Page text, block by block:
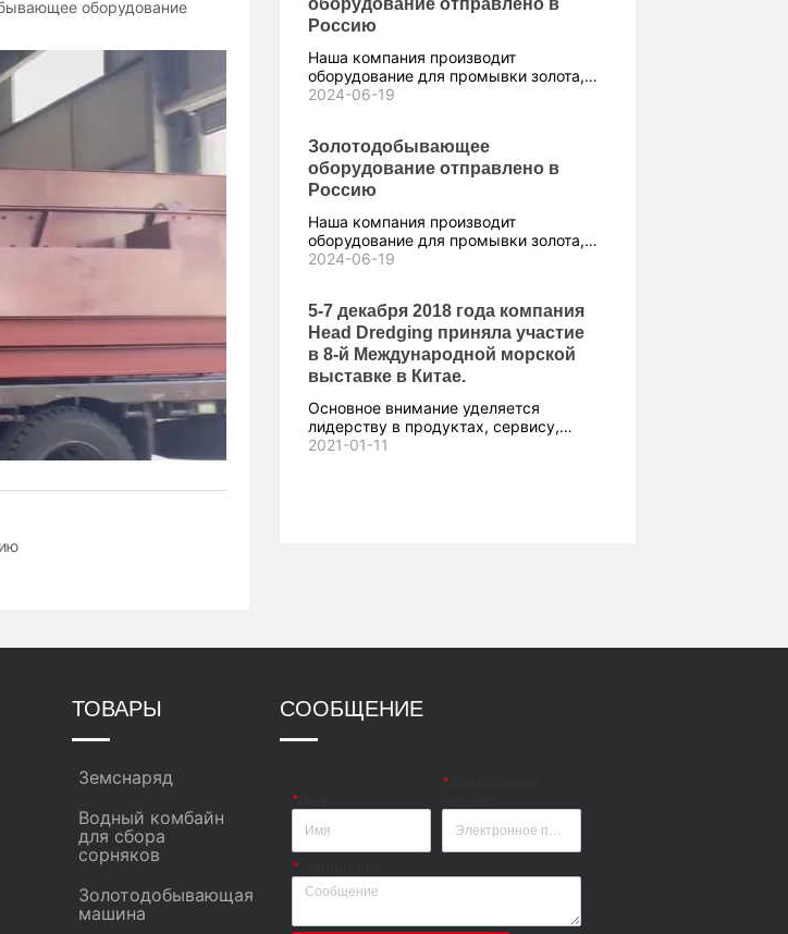
оборудование отправлено в
Россию
Наша компания производит
оборудование для промывки золота,
такое как установки для промывки
2024-06-19
Золотодобывающее
оборудование отправлено в
Россию
Наша компания производит
оборудование для промывки золота,
такое как установки для промывки
2024-06-19
5-7 декабря 2018 года компания
Head Dredging приняла участие
в 8-й Международной морской
выставке в Китае.
Основное внимание уделяется
лидерству в продуктах, сервису,
стоимости, безопасности и
2021-01-11
ТОВАРЫ
Земснаряд
Водный комбайн
для сбора
сорняков
Золотодобывающая
машина
СООБЩЕНИЕ
*Имя
*Электронное
*Сообщение